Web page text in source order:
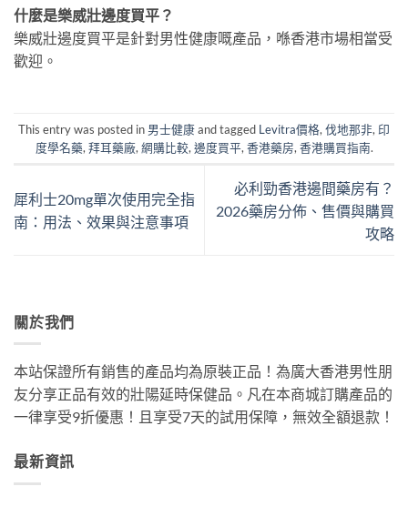
什麼是樂威壯邊度買平？
樂威壯邊度買平是針對男性健康嘅產品，喺香港市場相當受
歡迎。
This entry was posted in 男士健康and tagged Levitra價格, 伐地那非, 印
度學名藥, 拜耳藥廠, 網購比較, 邊度買平, 香港藥房, 香港購買指南.
犀利士20mg單次使用完全指
南：用法、效果與注意事項
必利勁香港邊間藥房有？
2026藥房分佈、售價與購買
攻略
關於我們
本站保證所有銷售的產品均為原裝正品！為廣大香港男性朋
友分享正品有效的壯陽延時保健品。凡在本商城訂購產品的
一律享受9折優惠！且享受7天的試用保障，無效全額退款！
最新資訊